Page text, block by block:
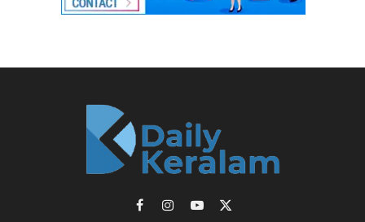
Facebook
InstagramYouTube
X